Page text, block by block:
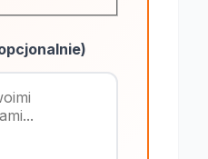
Maksymalnie